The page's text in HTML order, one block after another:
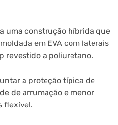
uma construção híbrida que
em EVA com laterais
revestido a poliuretano.
a proteção típica de
de arrumação e menor
flexível.